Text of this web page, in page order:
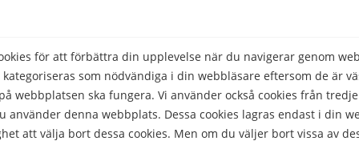
för att förbättra din upplevelse när du navigerar genom
kategoriseras som nödvändiga i din webbläsare eftersom de är
webbplatsen ska fungera. Vi använder också cookies från
använder denna webbplats. Dessa cookies lagras endast i din
att välja bort dessa cookies. Men om du väljer bort vissa av
Chatt
Vardagar
09.00-17.00
Lördagar
09.00-15.00